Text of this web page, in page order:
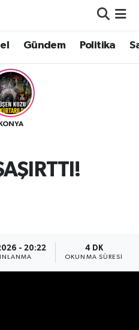
Gündem Politika
KONYA
- 20:22 4 DK
OKUNMA SÜRESI
ve Fikstür